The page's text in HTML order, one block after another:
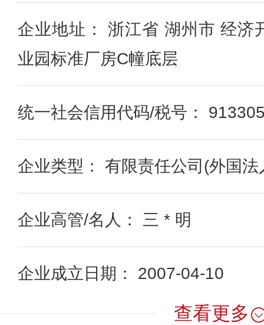
企业地址： 浙江省 湖州市 经济
业园标准厂房C幢底层
统一社会信用代码/税号：
企业类型： 有限责任公司(外国法
企业高管/名人： 三 * 明
企业成立日期： 2007-04-10
查看更多